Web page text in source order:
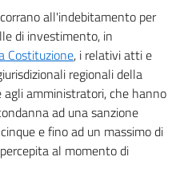
all'indebitamento per
di investimento, in
Costituzione, i relativi atti e
regionali della
agli amministratori, che hanno
ad una sanzione
e fino ad un massimo di
al momento di